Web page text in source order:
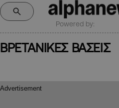
Powered by:
ΒΡΕΤΑΝΙΚΕΣ ΒΑΣΕΙΣ